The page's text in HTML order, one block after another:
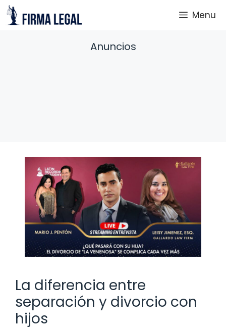
Saltar
al
Menu
Anuncios
La diferencia entre
separación y divorcio con
hijos